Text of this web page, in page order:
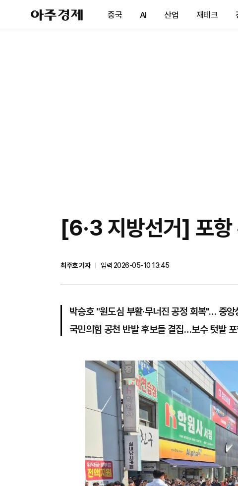
아
주
제
중국 AI 산업 재테크
[6·3 지방선거] 포항
최주호 기자
입력 2026-05-10 13:45
박승호 "원도심 부활·무너진 공정 회복"… 중
국민의힘 공천 반발 후보들 결집…보수 텃밭